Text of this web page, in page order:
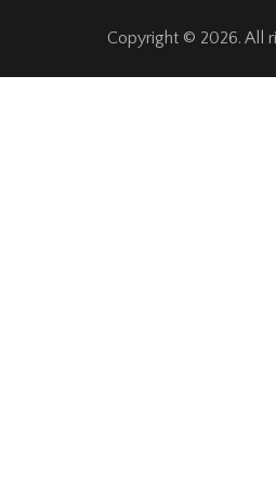
Copyright © 2026. All